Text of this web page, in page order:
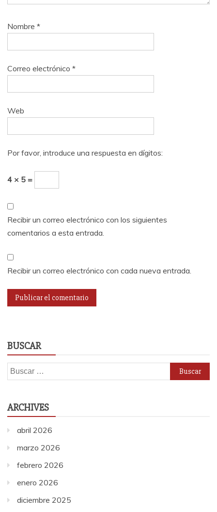
Nombre *
Correo electrónico *
Web
Por favor, introduce una respuesta en dígitos:
4 × 5 =
Recibir un correo electrónico con los siguientes
comentarios a esta entrada.
Recibir un correo electrónico con cada nueva entrada.
BUSCAR
Buscar:
ARCHIVES
abril 2026
marzo 2026
febrero 2026
enero 2026
diciembre 2025